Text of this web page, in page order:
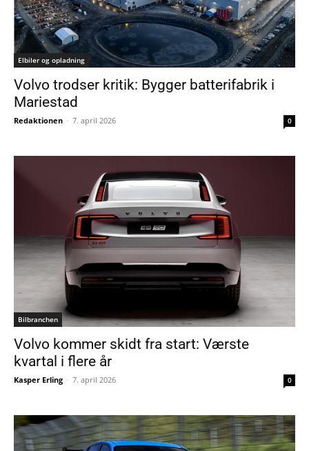
Elbiler og opladning
Volvo trodser kritik: Bygger batterifabrik i
Mariestad
Redaktionen - 7. april 2026 0
Bilbranchen
Volvo kommer skidt fra start: Værste
kvartal i flere år
Kasper Erling - 7. april 2026 0